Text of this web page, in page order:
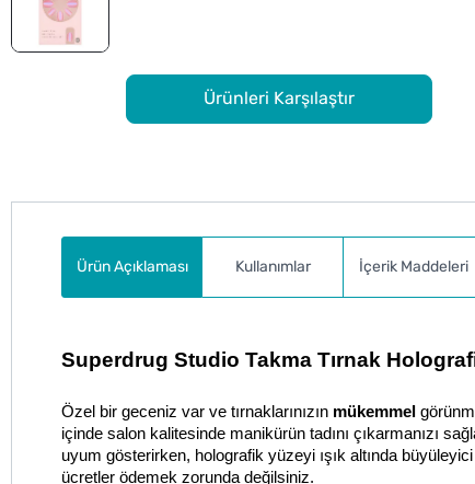
Ürünleri Karşılaştır
Ürün Açıklaması Kullanımlar İçerik Maddeleri
Superdrug Studio Takma Tırnak
Özel bir geceniz var ve tırnaklarınızın mükemmel
içinde salon kalitesinde manikürün tadını çıkarmanızı
uyum gösterirken, holografik yüzeyi ışık altında
ücretler ödemek zorunda değilsiniz.